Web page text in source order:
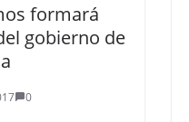
formará
gobierno de
0